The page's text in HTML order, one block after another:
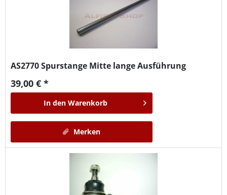
AS2770Spurstange Mitte lange Ausführung
39,00 € *
In den Warenkorb
Merken